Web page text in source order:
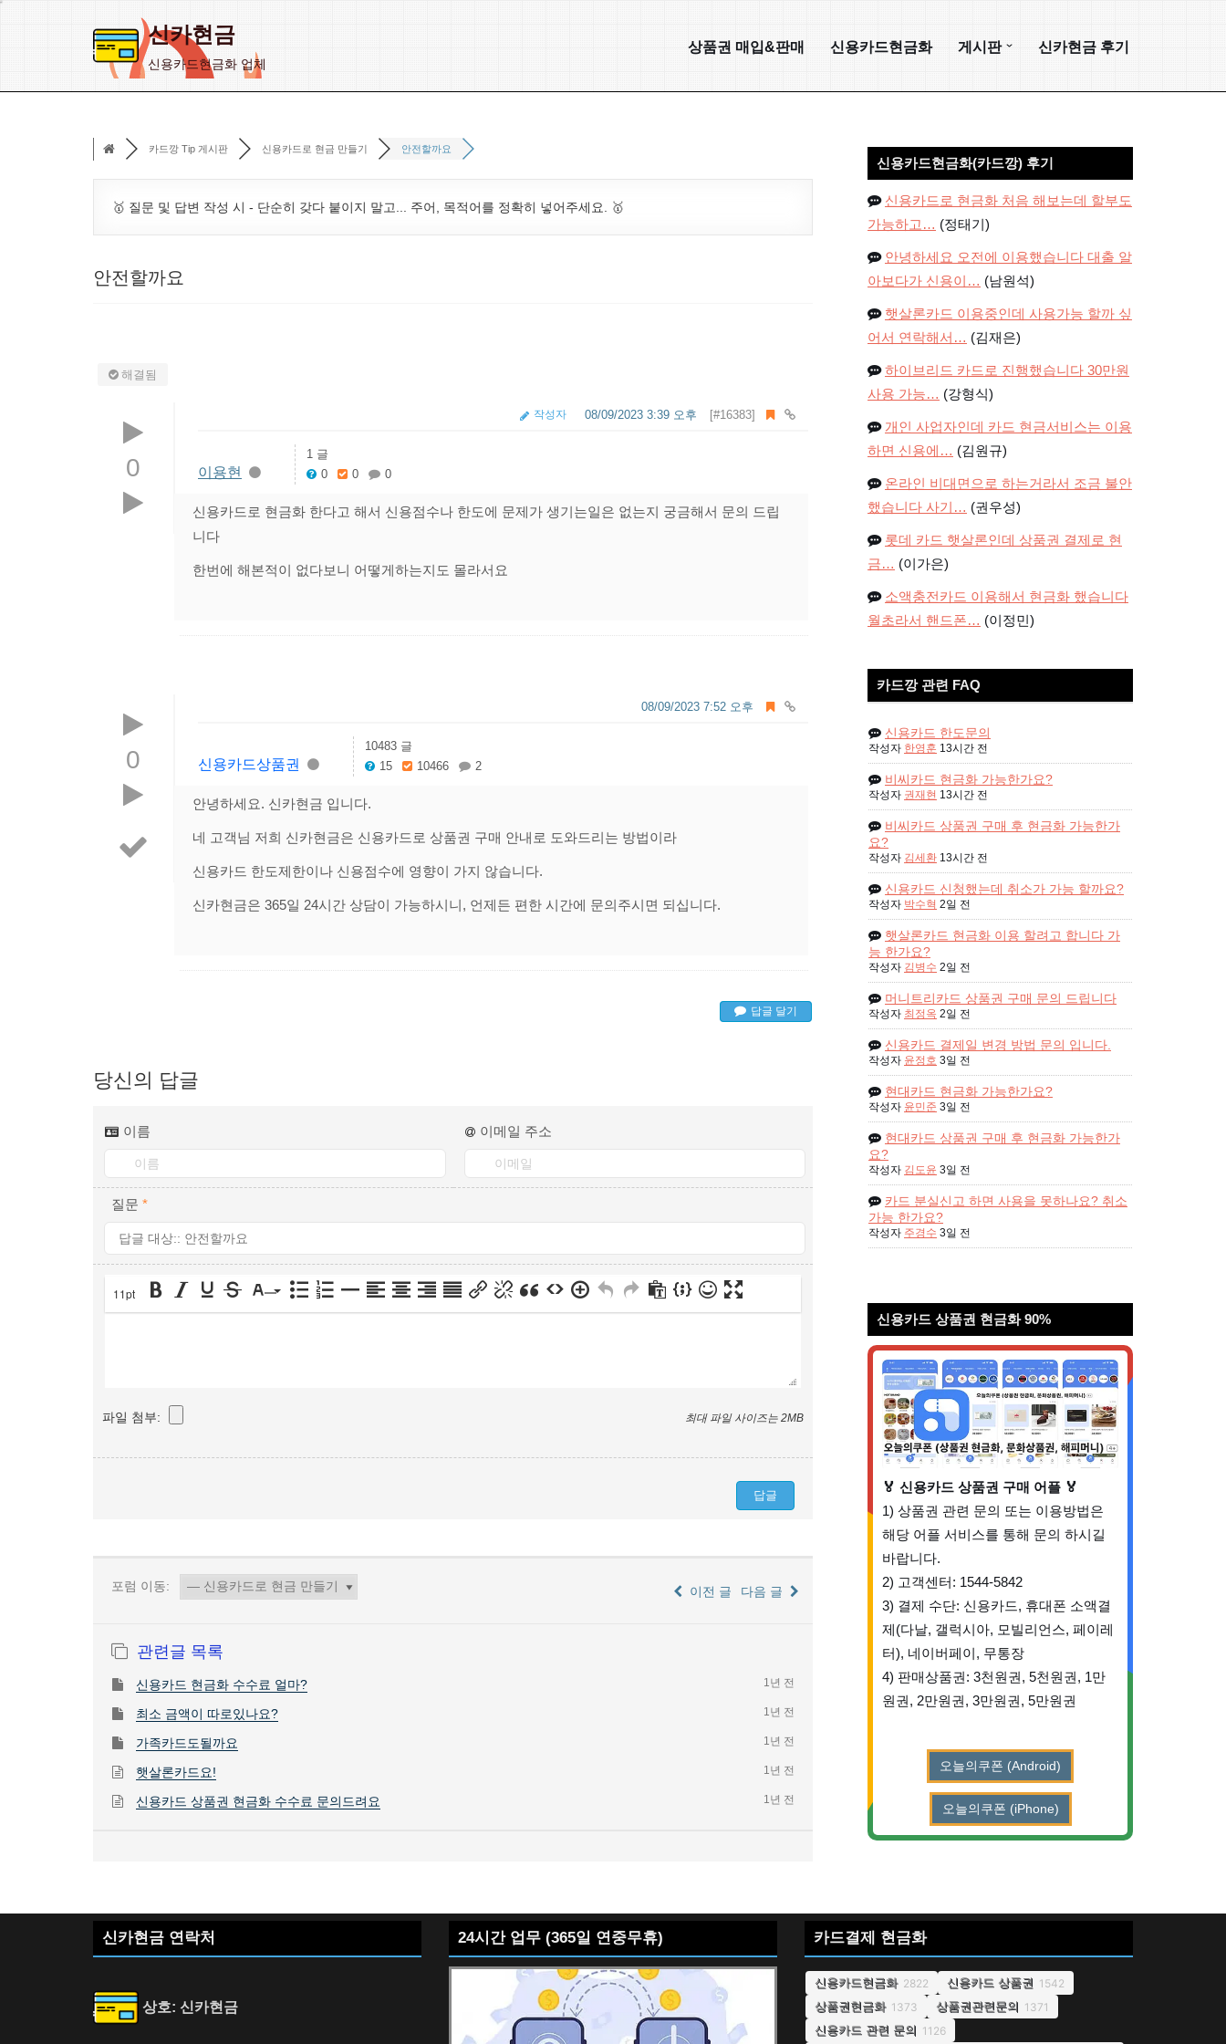
신카현금
신용카드현금화 업체
상품권 매입&판매 신용카드현금화 게시판 신카현금 후기
카드깡 Tip 게시판 신용카드로 현금 만들기 안전할까요
🥇 질문 및 답변 작성 시 - 단순히 갖다 붙이지 말고... 주어, 목적어를 정확히 넣어주세요. 🥇
안전할까요
해결됨
0
[#16383]
08/09/2023 3:39 오후
작성자
이용현
1 글
0
0 0
신용카드로 현금화 한다고 해서 신용점수나 한도에 문제가 생기는일은 없는지 궁금해서 문의 드립
니다
한번에 해본적이 없다보니 어떻게하는지도 몰라서요
0
08/09/2023 7:52 오후
신용카드상품권
10483 글
15
10466 2
안녕하세요. 신카현금 입니다.
네 고객님 저희 신카현금은 신용카드로 상품권 구매 안내로 도와드리는 방법이라
신용카드 한도제한이나 신용점수에 영향이 가지 않습니다.
신카현금은 365일 24시간 상담이 가능하시니, 언제든 편한 시간에 문의주시면 되십니다.
답글 달기
당신의 답글
이름 이메일 주소
질문 *
11pt
파일 첨부: 최대 파일 사이즈는 2MB
포럼 이동: 이전 글 다음 글
관련글 목록
신용카드 현금화 수수료 얼마? 1년 전
최소 금액이 따로있나요? 1년 전
가족카드도될까요 1년 전
햇살론카드요! 1년 전
신용카드 상품권 현금화 수수료 문의드려요 1년 전
신용카드현금화(카드깡) 후기
신용카드로 현금화 처음 해보는데 할부도
가능하고… (정태기)
안녕하세요 오전에 이용했습니다 대출 알
아보다가 신용이… (남원석)
햇살론카드 이용중인데 사용가능 할까 싶
어서 연락해서… (김재은)
하이브리드 카드로 진행했습니다 30만원
사용 가능… (강형식)
개인 사업자인데 카드 현금서비스는 이용
하면 신용에… (김원규)
온라인 비대면으로 하는거라서 조금 불안
했습니다 사기… (권우성)
롯데 카드 햇살론인데 상품권 결제로 현
금… (이가은)
소액충전카드 이용해서 현금화 했습니다
월초라서 핸드폰… (이정민)
카드깡 관련 FAQ
신용카드 한도문의
작성자 한영훈 13시간 전
비씨카드 현금화 가능한가요?
작성자 권재현 13시간 전
비씨카드 상품권 구매 후 현금화 가능한가
요?
작성자 김세환 13시간 전
신용카드 신청했는데 취소가 가능 할까요?
작성자 박수혁 2일 전
햇살론카드 현금화 이용 할려고 합니다 가
능 한가요?
작성자 김병수 2일 전
머니트리카드 상품권 구매 문의 드립니다
작성자 최정옥 2일 전
신용카드 결제일 변경 방법 문의 입니다.
작성자 윤정호 3일 전
현대카드 현금화 가능한가요?
작성자 윤민준 3일 전
현대카드 상품권 구매 후 현금화 가능한가
요?
작성자 김도윤 3일 전
카드 분실신고 하면 사용을 못하나요? 취소
가능 한가요?
작성자 주경수 3일 전
신용카드 상품권 현금화 90%
🏅 신용카드 상품권 구매 어플 🏅
1) 상품권 관련 문의 또는 이용방법은
해당 어플 서비스를 통해 문의 하시길
바랍니다.
2) 고객센터: 1544-5842
3) 결제 수단: 신용카드, 휴대폰 소액결
제(다날, 갤럭시아, 모빌리언스, 페이레
터), 네이버페이, 무통장
4) 판매상품권: 3천원권, 5천원권, 1만
원권, 2만원권, 3만원권, 5만원권
오늘의쿠폰 (Android)
오늘의쿠폰 (iPhone)
신카현금 연락처
상호: 신카현금
24시간 업무 (365일 연중무휴) 카드결제 현금화
신용카드현금화 2822 신용카드 상품권 1542
상품권현금화 1373 상품권관련문의 1371
신용카드 관련 문의 1126